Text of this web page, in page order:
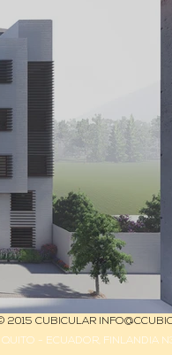
2015 CUBICULAR
- ECUADOR, FINLANDIA